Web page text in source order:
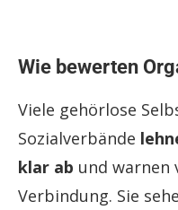
Wie bewerten
Viele gehörlose
Sozialverbände
klar ab und warnen
Verbindung. Sie